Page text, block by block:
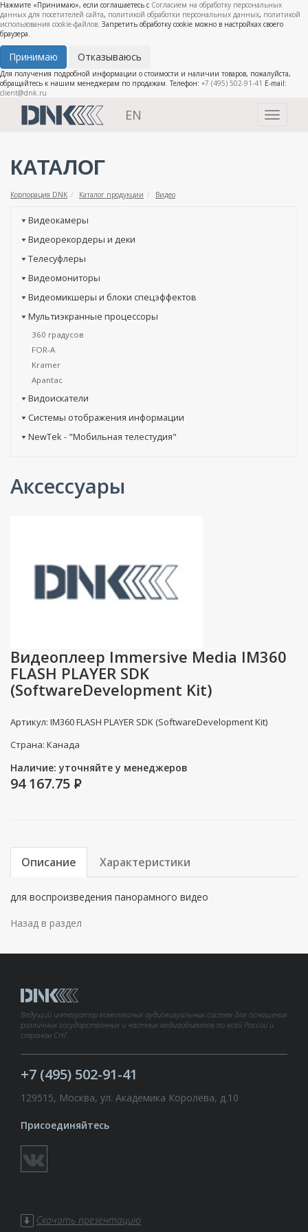
Нажмите «Принимаю», если соглашаетесь с Согласием на обработку персональных
данных для посетителей сайта, политикой обработки персональных данных, политикой
использования cookie-файлов. Запретить обработку cookie можно в настройках своего
браузера.
Принимаю Отказываюсь
Для получения подробной информации о стоимости и наличии товаров, пожалуйста,
обращайтесь к нашим менеджерам по продажам. Телефон: +7 (495) 502-91-41 E-mail:
client@dnk.ru
Toggle
EN
КАТАЛОГ
Корпорация DNK Каталог продукции Видео
Видеокамеры
Видеорекордеры и деки
Телесуфлеры
Видеомониторы
Видеомикшеры и блоки спецэффектов
Мультиэкранные процессоры
360 градусов
FOR-A
Kramer
Apantac
Видоискатели
Системы отображения информации
NewTek - "Мобильная телестудия"
Аксессуары
Видеоплеер Immersive Media IM360
FLASH PLAYER SDK
(SoftwareDevelopment Kit)
Артикул: IM360 FLASH PLAYER SDK (SoftwareDevelopment Kit)
Страна: Канада
Наличие: уточняйте у менеджеров
94 167.75 P
Описание Характеристики
для воспроизведения панорамного видео
Назад в раздел
Ведущий интегратор комплексных аудиовизуальных систем для оснащения
различных государственных и частных медиаобъектов по всей России и
странам СНГ.
+7 (495) 502-91-41
129515, Москва, ул. Академика Королёва, д.10
Присоединяйтесь
Скачать презентацию